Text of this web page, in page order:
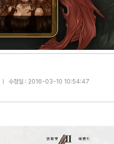
수정일 : 2016-03-10 10:54:47